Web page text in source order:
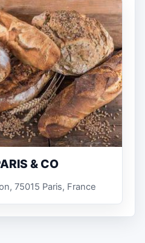
& CO
75015 Paris, France